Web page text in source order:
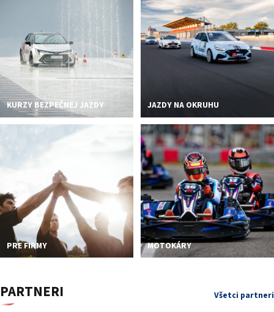
KURZY BEZPEČNEJ JAZDY JAZDY NA OKRUHU
PRE FIRMY MOTOKÁRY
PARTNERI Všetci partneri